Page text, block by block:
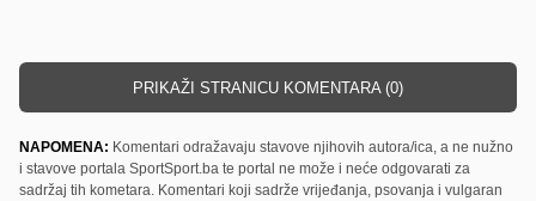
PRIKAŽI STRANICU KOMENTARA (0)
NAPOMENA: Komentari odražavaju stavove njihovih autora/ica, a ne nužno
i stavove portala SportSport.ba te portal ne može i neće odgovarati za
sadržaj tih kometara. Komentari koji sadrže vrijeđanja, psovanja i vulgaran